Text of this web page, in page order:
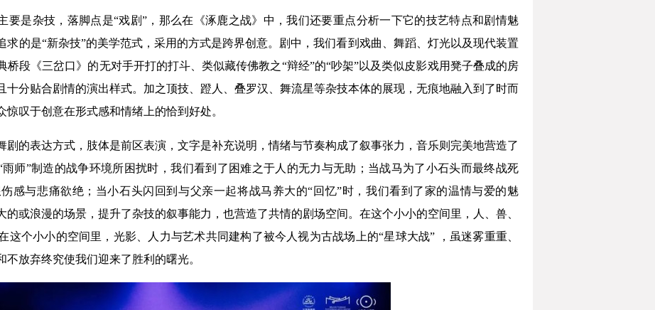
要是杂技，落脚点是“戏剧”，那么在《涿鹿之战》中，我们还要重点分析一下它的技艺特点和剧情魅
求的是“新杂技”的美学范式，采用的方式是跨界创意。剧中，我们看到戏曲、舞蹈、灯光以及现代装置
桥段《三岔口》的无对手开打的打斗、类似藏传佛教之“辩经”的“吵架”以及类似皮影戏用凳子叠成的房
十分贴合剧情的演出样式。加之顶技、蹬人、叠罗汉、舞流星等杂技本体的展现，无痕地融入到了时而
叹于创意在形式感和情绪上的恰到好处。
剧的表达方式，肢体是前区表演，文字是补充说明，情绪与节奏构成了叙事张力，音乐则完美地营造了
师”制造的战争环境所困扰时，我们看到了困难之于人的无力与无助；当战马为了小石头而最终战死
感与悲痛欲绝；当小石头闪回到与父亲一起将战马养大的“回忆”时，我们看到了家的温情与爱的魅
或浪漫的场景，提升了杂技的叙事能力，也营造了共情的剧场空间。在这个小小的空间里，人、兽、
这个小小的空间里，光影、人力与艺术共同建构了被今人视为古战场上的“星球大战” ，虽迷雾重重、
放弃终究使我们迎来了胜利的曙光。